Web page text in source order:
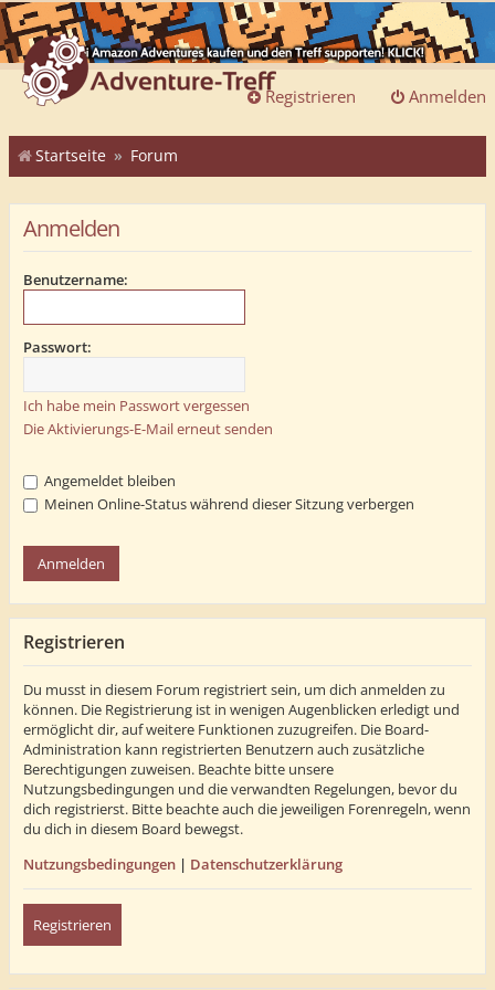
Anmelden
Registrieren
Startseite Forum
Anmelden
Benutzername:
Passwort:
Ich habe mein Passwort vergessen
Die Aktivierungs-E-Mail erneut senden
Angemeldet bleiben
Meinen Online-Status während dieser Sitzung verbergen
Registrieren
Du musst in diesem Forum registriert sein, um dich anmelden zu
können. Die Registrierung ist in wenigen Augenblicken erledigt und
ermöglicht dir, auf weitere Funktionen zuzugreifen. Die Board-
Administration kann registrierten Benutzern auch zusätzliche
Berechtigungen zuweisen. Beachte bitte unsere
Nutzungsbedingungen und die verwandten Regelungen, bevor du
dich registrierst. Bitte beachte auch die jeweiligen Forenregeln, wenn
du dich in diesem Board bewegst.
Nutzungsbedingungen | Datenschutzerklärung
Registrieren